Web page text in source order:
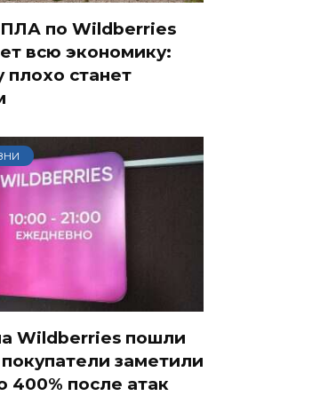
по Wildberries
всю экономику:
плохо станет
Wildberries пошли
заметили
400% после атак